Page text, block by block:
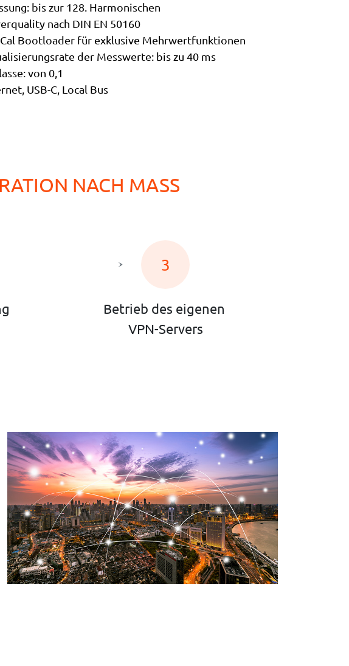
bis zur 128. Harmonischen
nach DIN EN 50160
Bootloader für exklusive Mehrwertfunktionen
der Messwerte: bis zu 40 ms
von 0,1
USB-C, Local Bus
NACH MASS
3
Betrieb des eigenen
VPN-Servers